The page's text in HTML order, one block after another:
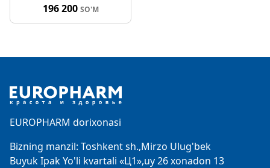
196 200 SO'M
EUROPHARM dorixonasi
Bizning manzil: Toshkent sh.,Mirzo Ulug'bek
Buyuk Ipak Yo'li kvartali «Ц1»,uy 26 xonadon 13